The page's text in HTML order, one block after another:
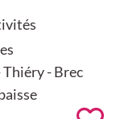
- Brec